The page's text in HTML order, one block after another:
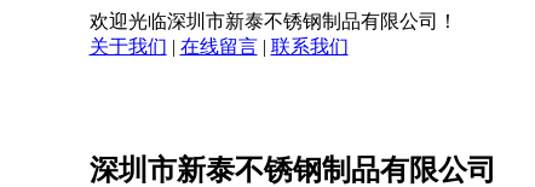
欢迎光临深圳市新泰不锈钢制品有限公司！
关于我们 | 在线留言| 联系我们
深圳市新泰不锈钢制品有限公司